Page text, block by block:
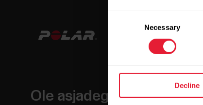
Necessary
Decline
Ole asjadega kursis.